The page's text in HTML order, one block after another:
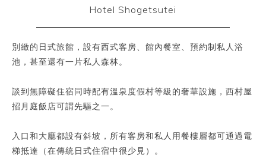
Hotel Shogetsutei
別緻的日式旅館，設有西式客房、館內餐室、預約制私人浴
池，甚至還有一片私人森林。
談到無障礙住宿同時配有溫泉度假村等級的奢華設施，西村屋
招月庭飯店可謂先驅之一。
入口和大廳都設有斜坡，所有客房和私人用餐樓層都可通過電
梯抵達（在傳統日式住宿中很少見）。